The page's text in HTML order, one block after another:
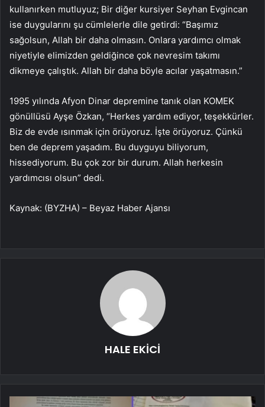
kullanırken mutluyuz; Bir diğer kursiyer Seyhan Evgincan
ise duygularını şu cümlelerle dile getirdi: “Başımız
sağolsun, Allah bir daha olmasın. Onlara yardımcı olmak
niyetiyle elimizden geldiğince çok nevresim takımı
dikmeye çalıştık. Allah bir daha böyle acılar yaşatmasın.”
1995 yılında Afyon Dinar depremine tanık olan KOMEK
gönüllüsü Ayşe Özkan, “Herkes yardım ediyor, teşekkürler.
Biz de evde ısınmak için örüyoruz. İşte örüyoruz. Çünkü
ben de deprem yaşadım. Bu duyguyu biliyorum,
hissediyorum. Bu çok zor bir durum. Allah herkesin
yardımcısı olsun” dedi.
Kaynak: (BYZHA) – Beyaz Haber Ajansı
HALE EKİCİ